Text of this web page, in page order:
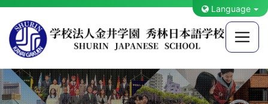
Language